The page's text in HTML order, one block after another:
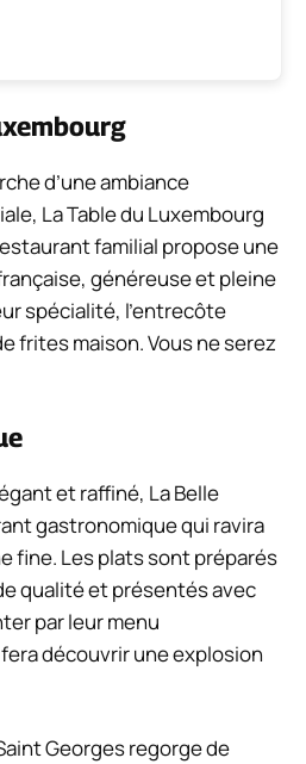
d’une ambiance
La Table du Luxembourg
familial propose une
généreuse et pleine
spécialité, l’entrecôte
frites maison. Vous ne serez
et raffiné, La Belle
gastronomique qui ravira
fine. Les plats sont préparés
qualité et présentés avec
par leur menu
découvrir une explosion
Georges regorge de